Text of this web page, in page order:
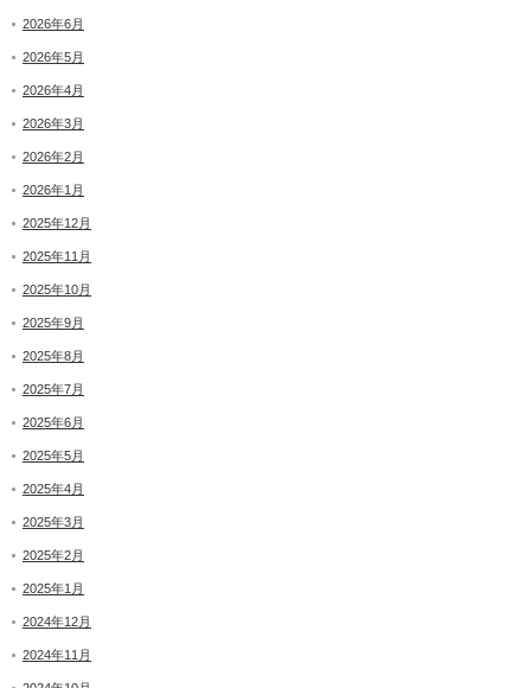
2026年6月
2026年5月
2026年4月
2026年3月
2026年2月
2026年1月
2025年12月
2025年11月
2025年10月
2025年9月
2025年8月
2025年7月
2025年6月
2025年5月
2025年4月
2025年3月
2025年2月
2025年1月
2024年12月
2024年11月